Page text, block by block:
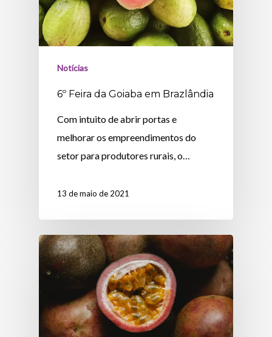
Notícias
6º Feira da Goiaba em Brazlândia
Com intuito de abrir portas e
melhorar os empreendimentos do
setor para produtores rurais, o…
13 de maio de 2021